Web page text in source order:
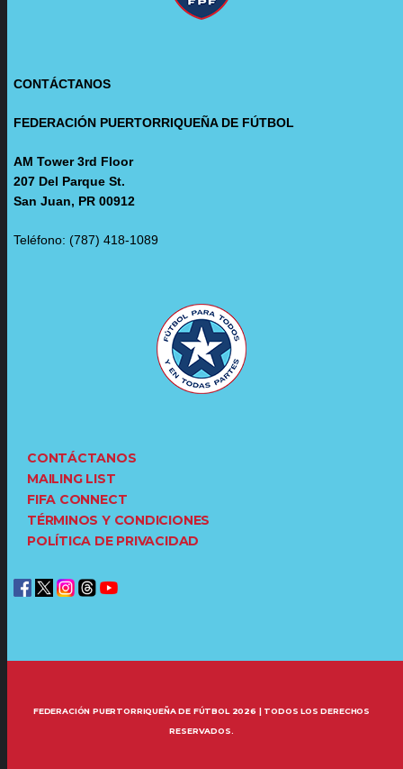
CONTÁCTANOS
FEDERACIÓN PUERTORRIQUEÑA DE FÚTBOL
AM Tower 3rd Floor
207 Del Parque St.
San Juan, PR 00912
Teléfono: (787) 418-1089
CONTÁCTANOS
MAILING LIST
FIFA CONNECT
TÉRMINOS Y CONDICIONES
POLÍTICA DE PRIVACIDAD
FEDERACIÓN PUERTORRIQUEÑA DE FÚTBOL 2026 | TODOS LOS DERECHOS
RESERVADOS.